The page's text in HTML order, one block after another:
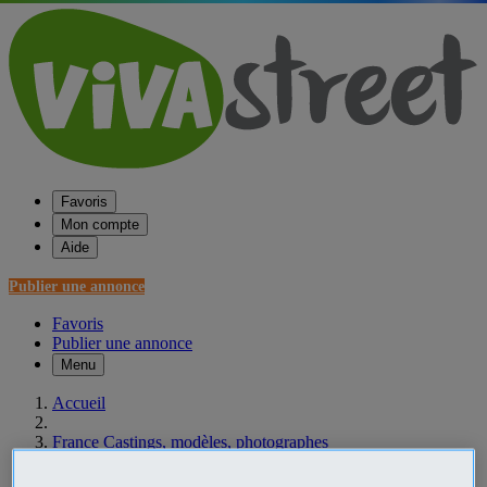
Favoris
Mon compte
Aide
Publier une annonce
Favoris
Publier une annonce
Menu
Accueil
France Castings, modèles, photographes